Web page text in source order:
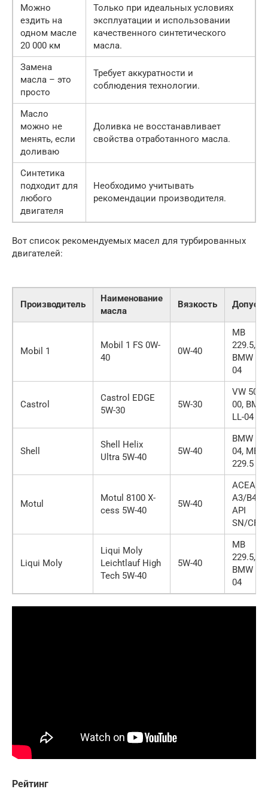
Можно
ездить на
одном масле
20 000 км
Только при идеальных условиях
эксплуатации и использовании
качественного синтетического
масла.
Замена
масла – это
просто
Требует аккуратности и
соблюдения технологии.
Масло
можно не
менять, если
доливаю
Доливка не восстанавливает
свойства отработанного масла.
Синтетика
подходит для
любого
двигателя
Необходимо учитывать
рекомендации производителя.
Вот список рекомендуемых масел для турбированных
двигателей:
Производитель
Наименование
масла
Вязкость Допуски
Mobil 1
Mobil 1 FS 0W-
40
0W-40
MB
229.5,
BMW LL-
04
Castrol
Castrol EDGE
5W-30
5W-30
VW 504
00, BMW
LL-04
Shell
Shell Helix
Ultra 5W-40
5W-40
BMW LL-
04, MB
229.5
Motul
Motul 8100 X-
cess 5W-40
5W-40
ACEA
A3/B4,
API
SN/CF
Liqui Moly
Liqui Moly
Leichtlauf High
Tech 5W-40
5W-40
MB
229.5,
BMW LL-
04
Рейтинг